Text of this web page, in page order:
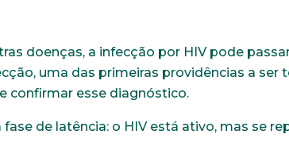
doenças, a infecção por HIV pode
uma das primeiras providências a ser
confirmar esse diagnóstico.
de latência: o HIV está ativo, mas se
Trabalhe
instituição sólida, ética e comprometida com o